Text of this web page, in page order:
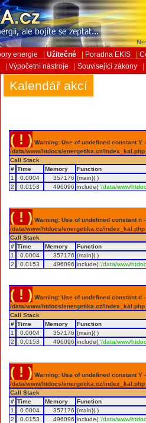
energie Užitečné Poradna EKIS
Výpočetní nástroje Související zákony
Kalendář akcí
( ! ) Warning: Use of undefined constant
/data/www/htdocs/energetika.cz/
Call Stack
# Time Memory
Function
1
0.0004 357176 {main}( )
2
0.0153 496096 include('/data/www/
( ! ) Warning: Use of undefined constant
/data/www/htdocs/energetika.cz/
Call Stack
# Time Memory
Function
1
0.0004 357176 {main}( )
2
0.0153 496096 include('/data/www/
( ! ) Warning: Use of undefined constant
/data/www/htdocs/energetika.cz/
Call Stack
# Time Memory
Function
1
0.0004 357176 {main}( )
2
0.0153 496096 include('/data/www/
( ! ) Warning: Use of undefined constant
/data/www/htdocs/energetika.cz/
Call Stack
# Time Memory
Function
1
0.0004 357176 {main}( )
2
0.0153 496096 include('/data/www/